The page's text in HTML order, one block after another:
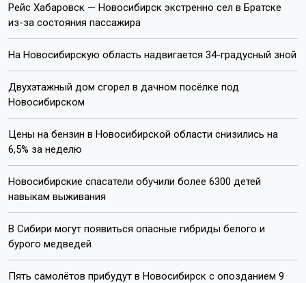
Рейс Хабаровск — Новосибирск экстренно сел в Братске
из-за состояния пассажира
На Новосибирскую область надвигается 34-градусный зной
Двухэтажный дом сгорел в дачном посёлке под
Новосибирском
Цены на бензин в Новосибирской области снизились на
6,5% за неделю
Новосибирские спасатели обучили более 6300 детей
навыкам выживания
В Сибири могут появиться опасные гибриды белого и
бурого медведей
Пять самолётов прибудут в Новосибирск с опозданием 9